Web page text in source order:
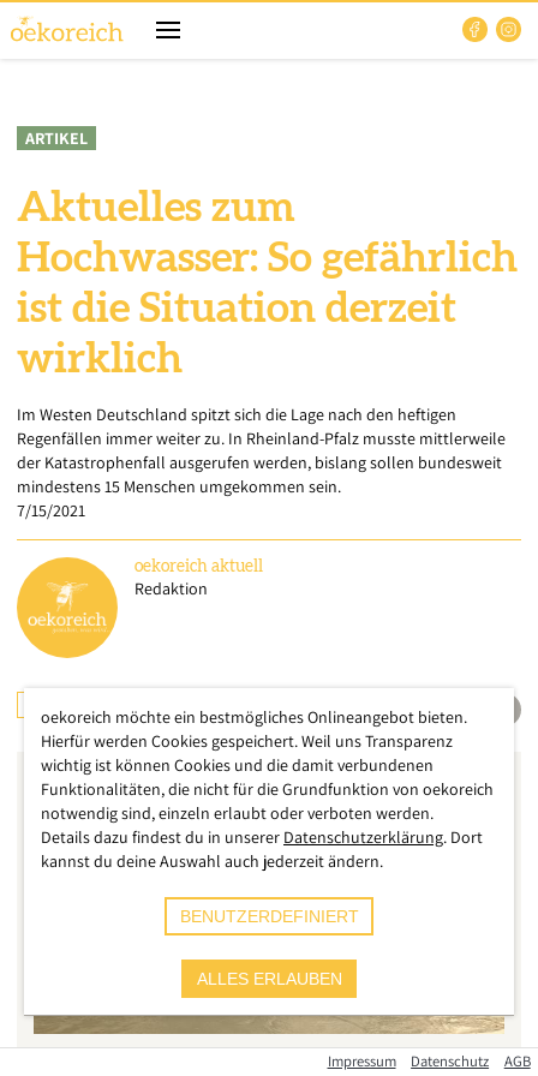
ARTIKEL
Aktuelles zum
Hochwasser: So gefährlich
ist die Situation derzeit
wirklich
Im Westen Deutschland spitzt sich die Lage nach den heftigen
Regenfällen immer weiter zu. In Rheinland-Pfalz musste mittlerweile
der Katastrophenfall ausgerufen werden, bislang sollen bundesweit
mindestens 15 Menschen umgekommen sein.
7/15/2021
oekoreich aktuell
Redaktion
Impressum Datenschutz AGB
oekoreich möchte ein bestmögliches Onlineangebot bieten.
Hierfür werden Cookies gespeichert. Weil uns Transparenz
wichtig ist können Cookies und die damit verbundenen
Funktionalitäten, die nicht für die Grundfunktion von oekoreich
notwendig sind, einzeln erlaubt oder verboten werden.
Details dazu findest du in unserer Datenschutzerklärung. Dort
kannst du deine Auswahl auch jederzeit ändern.
BENUTZERDEFINIERT
ALLES ERLAUBEN